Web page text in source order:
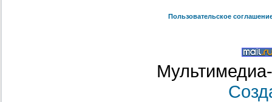
Пользовательское